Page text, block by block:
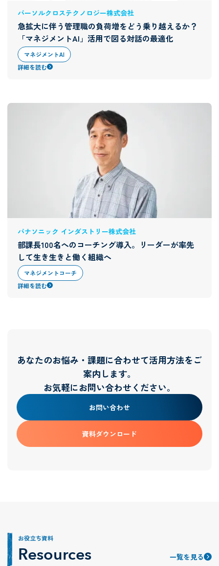
パーソルクロステクノロジー株式会社
急拡大に伴う管理職の負荷増をどう乗り越えるか？
「マネジメントAI」活用で図る対話の最適化
マネジメントAI
詳細を読む
パナソニック インダストリー株式会社
部課長100名へのコーチング導入。リーダーが率先
して生き生きと働く組織へ
マネジメントコーチ
詳細を読む
あなたのお悩み・課題に合わせて活用方法をご
案内します。
お気軽にお問い合わせください。
お問い合わせ
資料ダウンロード
お役立ち資料
Resources 一覧を見る